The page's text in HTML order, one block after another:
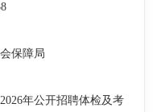
保障局
年公开招聘体检及考